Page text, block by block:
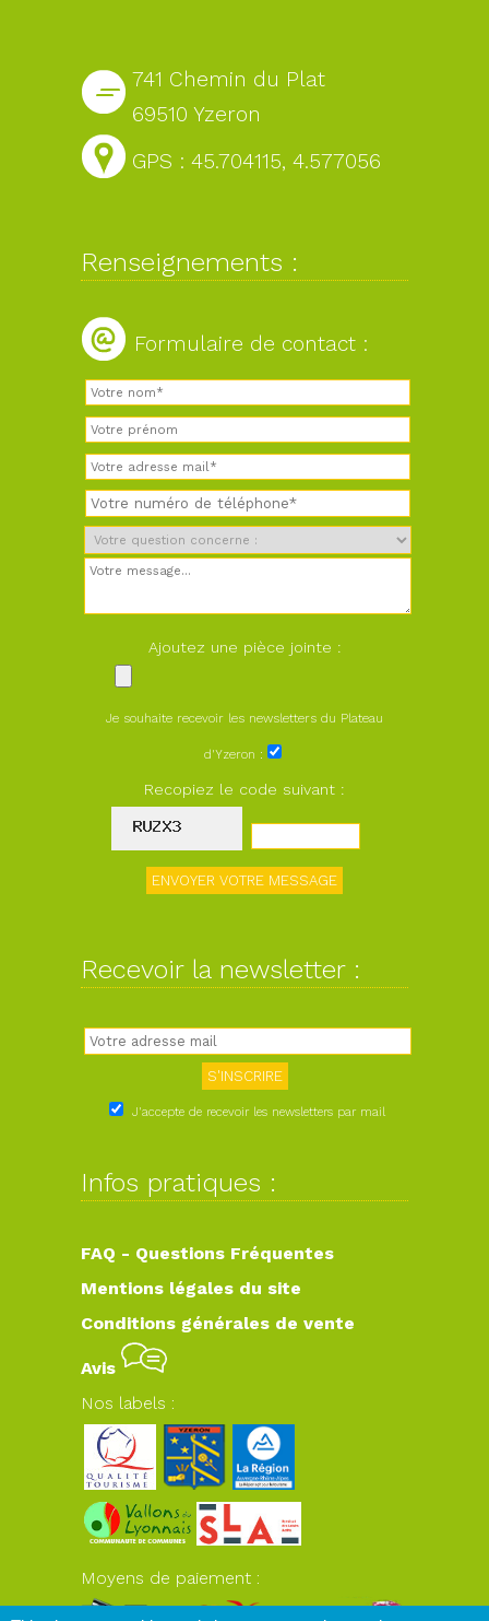
741 Chemin du Plat
69510 Yzeron
GPS : 45.704115, 4.577056
Renseignements :
Formulaire de contact :
Ajoutez une pièce jointe :
Je souhaite recevoir les newsletters du Plateau
d'Yzeron :
Recopiez le code suivant :
Recevoir la newsletter :
J'accepte de recevoir les newsletters par mail
Infos pratiques :
FAQ - Questions Fréquentes
Mentions légales du site
Conditions générales de vente
Avis
Nos labels :
Moyens de paiement :